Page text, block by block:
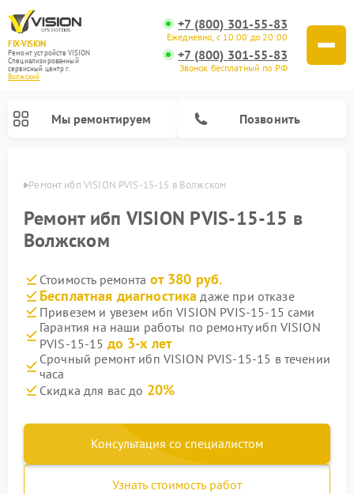
FIX-VISION
Ремонт устройств VISION
Специализированный
cервисный центр г.
Волжский
+7 (800) 301-55-83
Ежедневно, с 10:00 до 20:00
+7 (800) 301-55-83
Звонок бесплатный по РФ
Мы ремонтируем Позвонить
Ремонт ибп VISION PVIS-15-15 в Волжском
Ремонт ибп VISION PVIS-15-15 в
Волжском
Стоимость ремонта от 380 руб.
Бесплатная диагностика даже при отказе
Привезем и увезем ибп VISION PVIS-15-15 сами
Гарантия на наши работы по ремонту ибп VISION
PVIS-15-15 до 3-х лет
Срочный ремонт ибп VISION PVIS-15-15 в течении
часа
Скидка для вас до 20%
Консультация со специалистом
Узнать стоимость работ